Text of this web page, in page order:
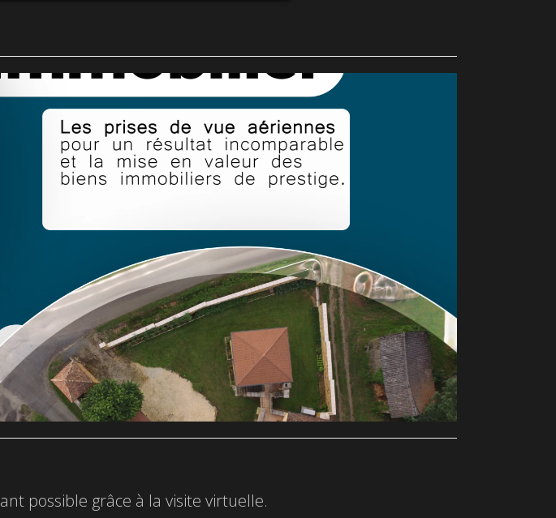
possible grâce à la visite virtuelle.